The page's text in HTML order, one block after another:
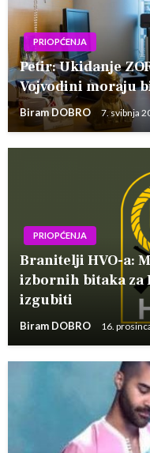
PRIOPĆENJA
Petir: Ukidanje
Vojvodini moraju
Biram DOBRO 7. svibnja
PRIOPĆENJA
Branitelji HVO-a:
izbornih bitaka za
izgubiti
Biram DOBRO 16.